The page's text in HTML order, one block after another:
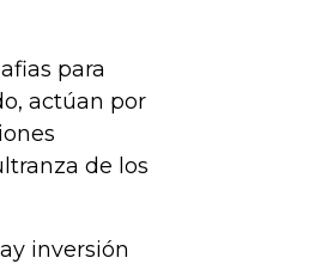
para
actúan por
de los
inversión